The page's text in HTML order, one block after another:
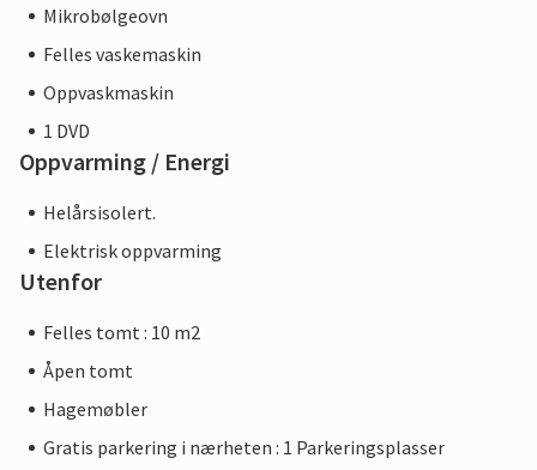
Mikrobølgeovn
Felles vaskemaskin
Oppvaskmaskin
1 DVD
Oppvarming / Energi
Helårsisolert.
Elektrisk oppvarming
Utenfor
Felles tomt : 10 m2
Åpen tomt
Hagemøbler
Gratis parkering i nærheten : 1 Parkeringsplasser